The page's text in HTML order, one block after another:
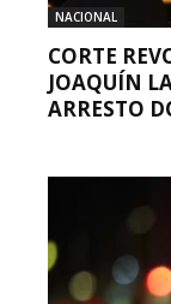
NACIONAL
CORTE
JOAQUÍN
ARRESTO